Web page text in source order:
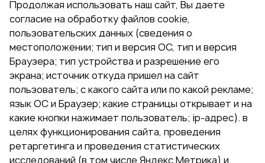
Продолжая использовать наш сайт, Вы даете
согласие на обработку файлов cookie,
пользовательских данных (сведения о
местоположении; тип и версия ОС, тип и версия
Браузера; тип устройства и разрешение его
экрана; источник откуда пришел на сайт
пользователь; с какого сайта или по какой рекламе;
язык ОС и Браузер; какие страницы открывает и на
какие кнопки нажимает пользователь; ip-адрес). в
целях функционирования сайта, проведения
ретаргетинга и проведения статистических
исследований (в том числе Яндекс.Метрика) и